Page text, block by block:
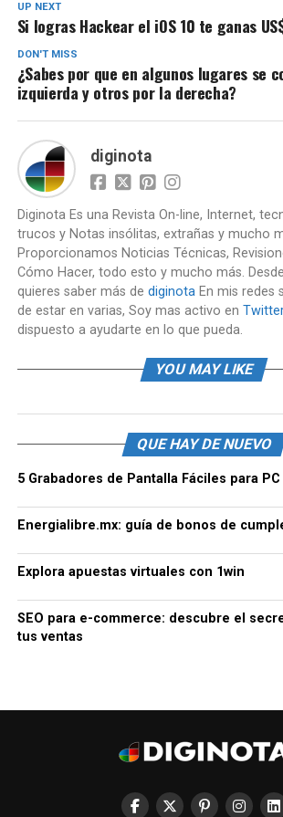
UP NEXT
Si logras Hackear el iOS 10 te ganas
DON'T MISS
¿Sabes por que en algunos lugares se
izquierda y otros por la derecha?
diginota
Diginota Es una Revista On-line, Internet,
trucos y Notas insólitas, extrañas y mucho
Proporcionamos Noticias Técnicas,
Cómo Hacer, todo esto y mucho más.
quieres saber más de diginotaEn mis redes
de estar en varias, Soy mas activo en
dispuesto a ayudarte en lo que pueda.
YOU MAY LIKE
QUE HAY DE NUEVO
5 Grabadores de Pantalla Fáciles para
Energialibre.mx: guía de bonos de
Explora apuestas virtuales con 1win
SEO para e-commerce: descubre el
tus ventas